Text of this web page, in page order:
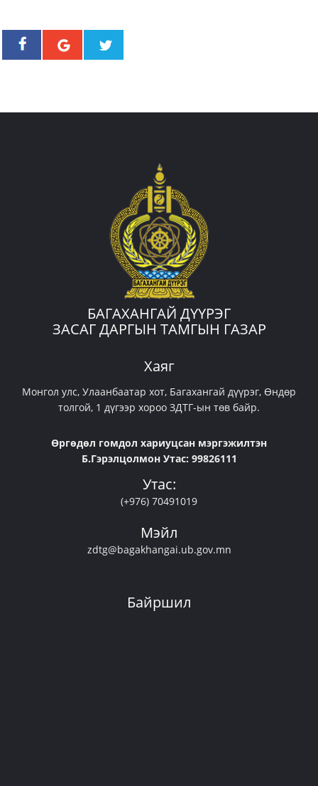
БАГАХАНГАЙ ДҮҮРЭГ
ЗАСАГ ДАРГЫН ТАМГЫН ГАЗАР
Хаяг
Монгол улс, Улаанбаатар хот, Багахангай дүүрэг, Өндөр
толгой, 1 дүгээр хороо ЗДТГ-ын төв байр.
Өргөдөл гомдол хариуцсан мэргэжилтэн
Б.Гэрэлцолмон Утас: 99826111
Утас:
(+976) 70491019
Мэйл
zdtg@bagakhangai.ub.gov.mn
Байршил